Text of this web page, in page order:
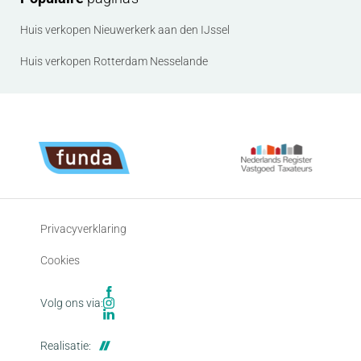
ingepland.
Huis verkopen Nieuwerkerk aan den IJssel
Huis verkopen Rotterdam Nesselande
Privacyverklaring
Cookies
Volg ons via:
Realisatie: